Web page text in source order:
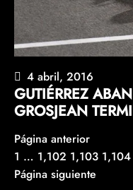
4 abril, 2016
GUTIÉRREZ
GROSJEAN
Página anterior
1 … 1,102 1,103 1,104
Página siguiente